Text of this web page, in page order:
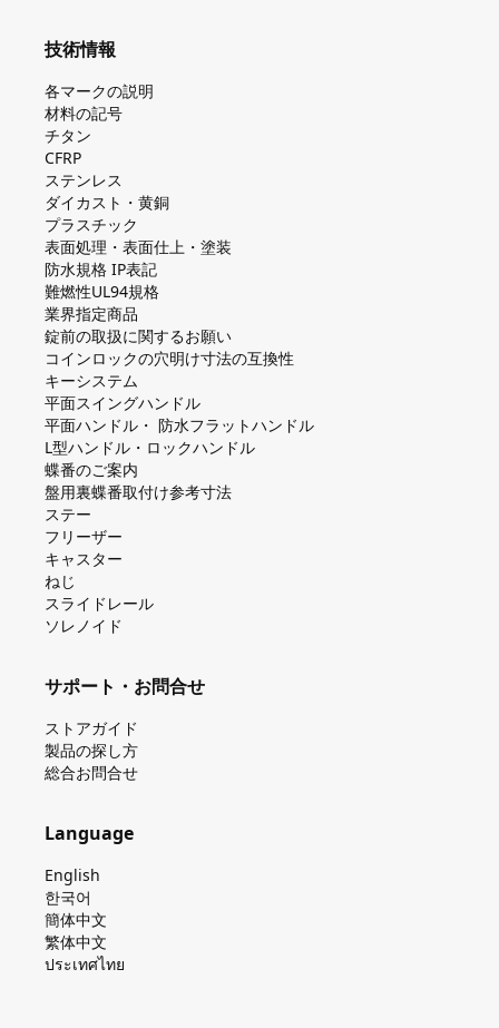
技術情報
各マークの説明
材料の記号
チタン
CFRP
ステンレス
ダイカスト・⻩銅
プラスチック
表面処理・表面仕上・塗装
防⽔規格 IP表記
難燃性UL94規格
業界指定商品
錠前の取扱に関するお願い
コインロックの⽳明け⼨法の互換性
キーシステム
平⾯スイングハンドル
平⾯ハンドル・ 防⽔フラットハンドル
L型ハンドル・ロックハンドル
蝶番のご案内
盤⽤裏蝶番取付け参考⼨法
ステー
フリーザー
キャスター
ねじ
スライドレール
ソレノイド
サポート・お問合せ
ストアガイド
製品の探し⽅
総合お問合せ
Language
English
한국어
簡体中文
繁体中文
ประเทศไทย